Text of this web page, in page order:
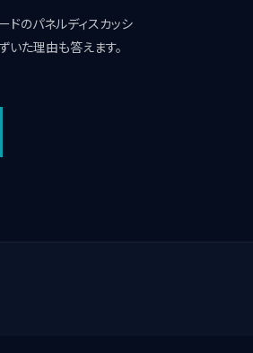
ドのパネルディスカッシ
いた理由も答えます。